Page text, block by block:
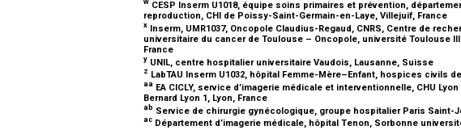
w CESP Inserm U1018, équipe soins primaires et prévention,
reproduction, CHI de Poissy-Saint-Germain-en-Laye, Villejuif, France
x Inserm, UMR1037, Oncopole Claudius-Regaud, CNRS, Centre de
universitaire du cancer de Toulouse – Oncopole, université Toulouse
France
y UNIL, centre hospitalier universitaire Vaudois, Lausanne, Suisse
z LabTAU Inserm U1032, hôpital Femme-Mère–Enfant, hospices civils
aa EA CICLY, service d’imagerie médicale et interventionnelle, CHU
Bernard Lyon 1, Lyon, France
ab Service de chirurgie gynécologique, groupe hospitalier Paris Saint-
ac Département d’imagerie médicale, hôpital Tenon, Sorbonne